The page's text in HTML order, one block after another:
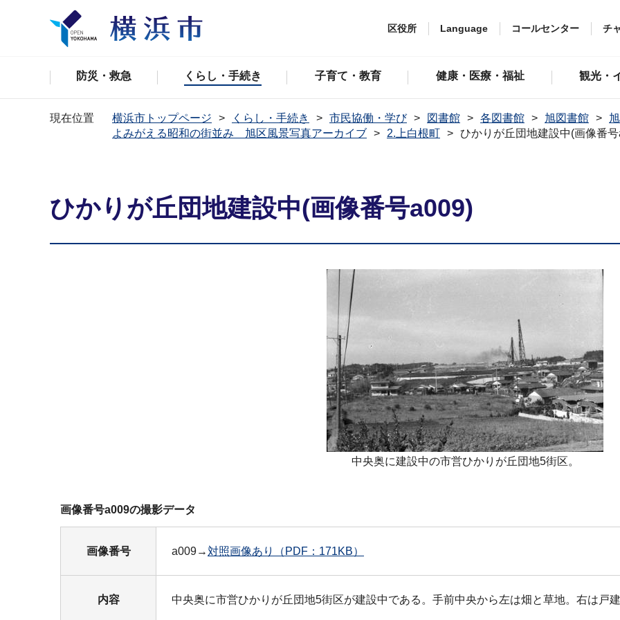
区役所 Language コールセンター チ
防災・救急 くらし・手続き 子育て・教育 健康・医療・福祉 観光・
現在位置 横浜市トップページ くらし・手続き 市民協働・学び 図書館 各図書館 旭図書館
よみがえる昭和の街並み 旭区風景写真アーカイブ
2.上白根町 ひかりが丘団地建設中(画像番
ひかりが丘団地建設中(画像番号a009)
中央奥に建設中の市営ひかりが丘団地5街区。
画像番号a009の撮影データ
画像番号 a009→対照画像あり（PDF：171KB）
内容 中央奥に市営ひかりが丘団地5街区が建設中である。手前中央から左は畑と草地。右は戸建